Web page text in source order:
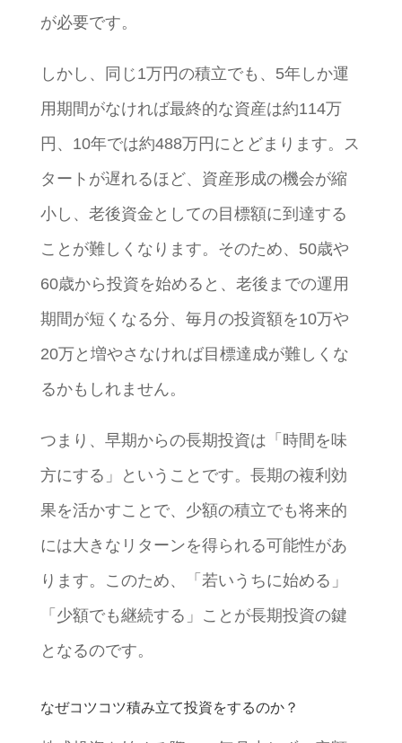
が必要です。
しかし、同じ1万円の積立でも、5年しか運
用期間がなければ最終的な資産は約114万
円、10年では約488万円にとどまります。ス
タートが遅れるほど、資産形成の機会が縮
小し、老後資金としての目標額に到達する
ことが難しくなります。そのため、50歳や
60歳から投資を始めると、老後までの運用
期間が短くなる分、毎月の投資額を10万や
20万と増やさなければ目標達成が難しくな
るかもしれません。
つまり、早期からの長期投資は「時間を味
方にする」ということです。長期の複利効
果を活かすことで、少額の積立でも将来的
には大きなリターンを得られる可能性があ
ります。このため、「若いうちに始める」
「少額でも継続する」ことが長期投資の鍵
となるのです。
なぜコツコツ積み立て投資をするのか？